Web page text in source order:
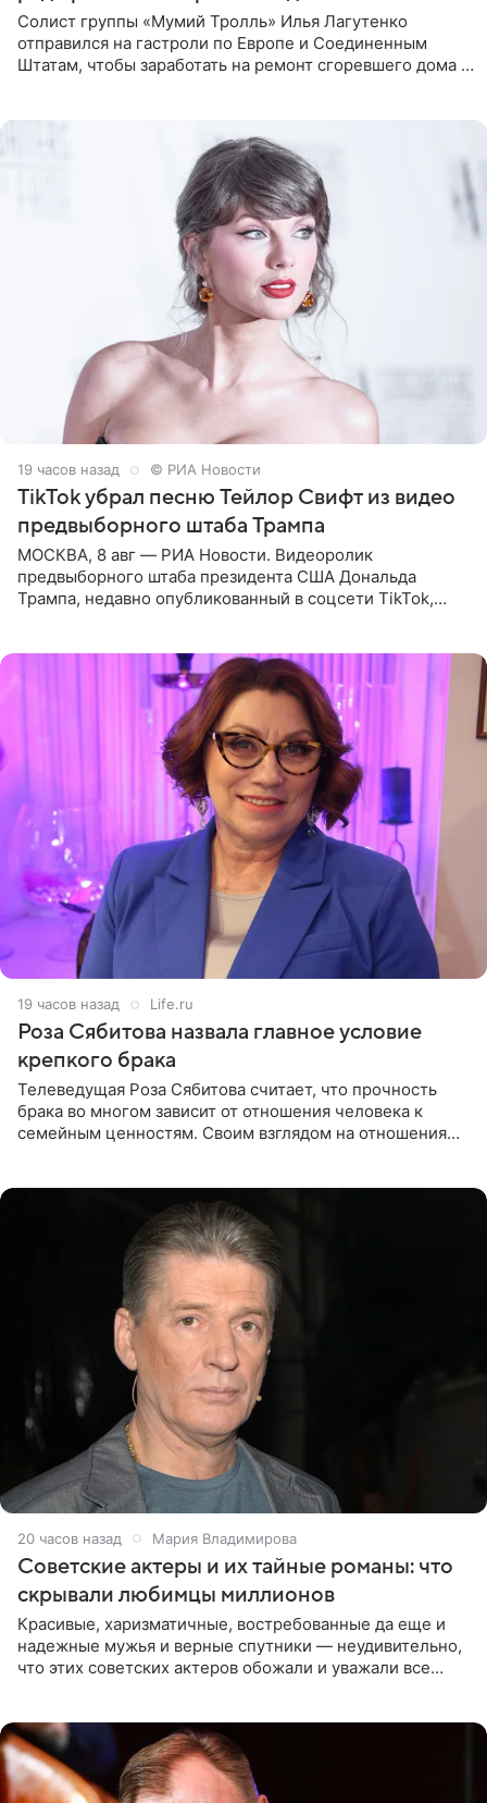
Солист группы «Мумий Тролль» Илья Лагутенко
отправился на гастроли по Европе и Соединенным
Штатам, чтобы заработать на ремонт сгоревшего дома в
19 часов назад © РИА Новости
TikTok убрал песню Тейлор Свифт из видео
предвыборного штаба Трампа
МОСКВА, 8 авг — РИА Новости. Видеоролик
предвыборного штаба президента США Дональда
Трампа, недавно опубликованный в соцсети TikTok,
19 часов назад Life.ru
Роза Сябитова назвала главное условие
крепкого брака
Телеведущая Роза Сябитова считает, что прочность
брака во многом зависит от отношения человека к
семейным ценностям. Своим взглядом на отношения
20 часов назад Мария Владимирова
Советские актеры и их тайные романы: что
скрывали любимцы миллионов
Красивые, харизматичные, востребованные да еще и
надежные мужья и верные спутники — неудивительно,
что этих советских актеров обожали и уважали все